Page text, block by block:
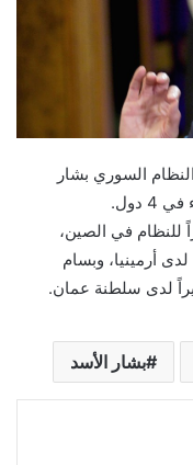
السوري بشار
دول.
في الصين،
أرمينيا، وبسام
لدى سلطنة عمان.
بشار الأسد